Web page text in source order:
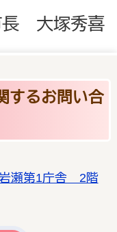
長 大塚秀喜
するお問い合
瀬第1庁舎 2階